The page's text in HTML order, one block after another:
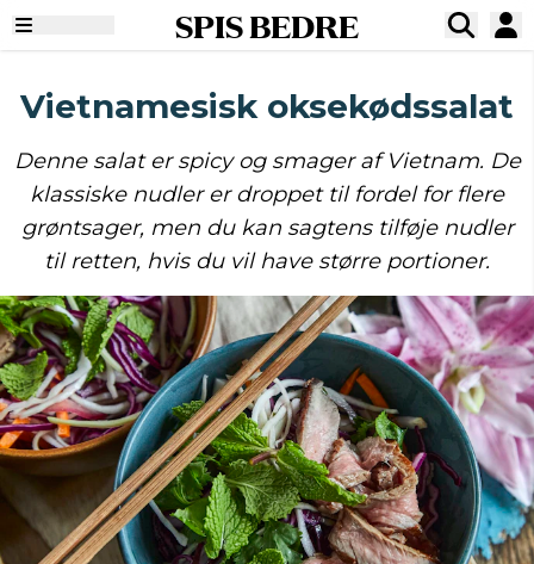
SPIS BEDRE
Vietnamesisk oksekødssalat
Denne salat er spicy og smager af Vietnam. De
klassiske nudler er droppet til fordel for flere
grøntsager, men du kan sagtens tilføje nudler
til retten, hvis du vil have større portioner.